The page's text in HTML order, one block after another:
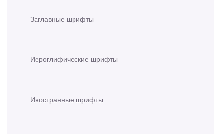
Заглавные шрифты
Иероглифические шрифты
Иностранные шрифты